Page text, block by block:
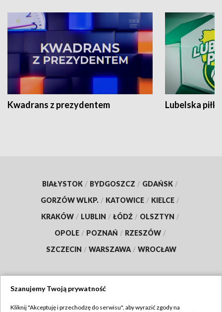
Kwadrans z prezydentem Lubelska piłka
BIAŁYSTOK / BYDGOSZCZ / GDAŃSK /
GORZÓW WLKP. / KATOWICE / KIELCE /
KRAKÓW / LUBLIN / ŁÓDŹ / OLSZTYN /
OPOLE / POZNAŃ / RZESZÓW /
SZCZECIN / WARSZAWA / WROCŁAW
Szanujemy Twoją prywatność
Kliknij "Akceptuję i przechodzę do serwisu", aby wyrazić zgody na